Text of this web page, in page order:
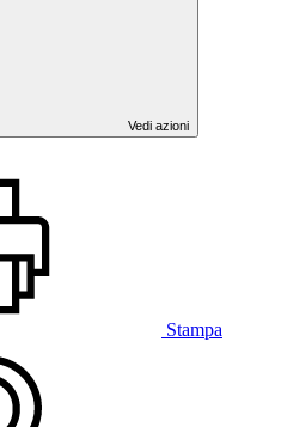
Vedi azioni
Stampa